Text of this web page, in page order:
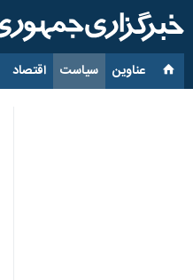
عناوین‌ سیاست اقتصاد